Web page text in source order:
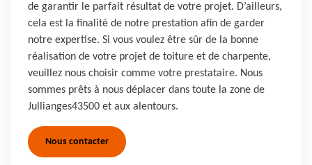
de garantir le parfait résultat de votre projet. D’ailleurs,
cela est la finalité de notre prestation afin de garder
notre expertise. Si vous voulez être sûr de la bonne
réalisation de votre projet de toiture et de charpente,
veuillez nous choisir comme votre prestataire. Nous
sommes prêts à nous déplacer dans toute la zone de
Jullianges43500 et aux alentours.
Nous contacter